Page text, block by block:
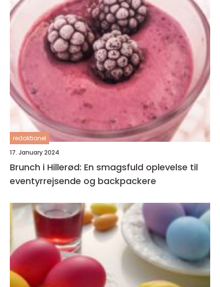
redaktionel
17. January 2024
Brunch i Hillerød: En smagsfuld oplevelse til
eventyrrejsende og backpackere